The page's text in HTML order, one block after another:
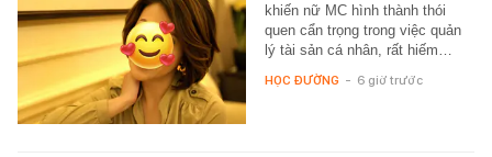
khiến nữ MC hình thành thói
quen cẩn trọng trong việc quản
lý tài sản cá nhân, rất hiếm…
HỌC ĐƯỜNG - 6 giờ trước